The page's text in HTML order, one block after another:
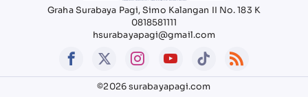
Graha Surabaya Pagi, Simo Kalangan II No. 183 K
0818581111
hsurabayapagi@gmail.com
©2026 surabayapagi.com